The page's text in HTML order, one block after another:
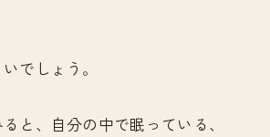
でしょう。
と、自分の中で眠っている、